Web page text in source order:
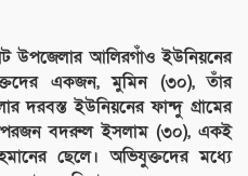
উপজেলার আলিরগাঁও ইউনিয়নের
একজন, মুমিন (৩০), তাঁর
দরবস্ত ইউনিয়নের ফান্দু গ্রামের
বদরুল ইসলাম (৩০), একই
ছেলে। অভিযুক্তদের মধ্যে